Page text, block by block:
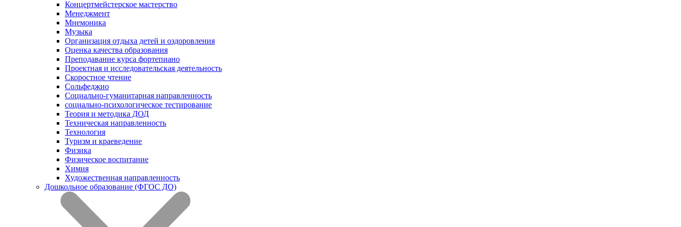
Концертмейстерское мастерство
Менеджмент
Мнемоника
Музыка
Организация отдыха детей и оздоровления
Оценка качества образования
Преподавание курса фортепиано
Проектная и исследовательская деятельность
Скоростное чтение
Сольфеджио
Социально-гуманитарная направленность
социально-психологическое тестирование
Теория и методика ДОД
Техническая направленность
Технология
Туризм и краеведение
Физика
Физическое воспитание
Химия
Художественная направленность
Дошкольное образование (ФГОС ДО)